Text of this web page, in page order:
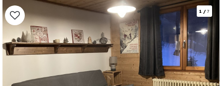
1 / 7